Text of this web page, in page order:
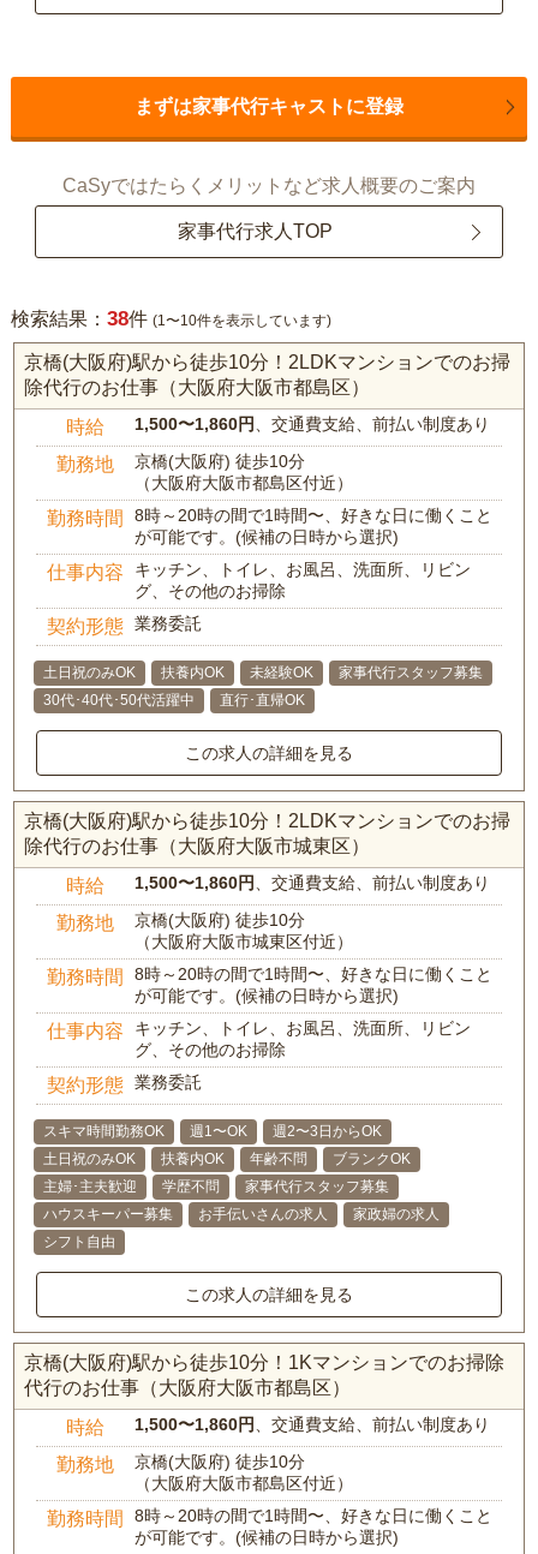
まずは家事代行キャストに登録
CaSyではたらくメリットなど求人概要のご案内
家事代行求人TOP
検索結果： 38件 (1〜10件を表示しています)
京橋(大阪府)駅から徒歩10分！2LDKマンションでのお掃
除代行のお仕事（大阪府大阪市都島区）
時給 1,500〜1,860円 、交通費支給、前払い制度あり
勤務地
京橋(大阪府) 徒歩10分
（大阪府大阪市都島区付近）
勤務時間
8時～20時の間で1時間〜、好きな日に働くこと
が可能です。(候補の日時から選択)
仕事内容
キッチン、トイレ、お風呂、洗面所、リビン
グ、その他のお掃除
契約形態 業務委託
土日祝のみOK 扶養内OK 未経験OK
家事代行スタッフ募集
30代･40代･50代活躍中
直行･直帰OK
この求人の詳細を見る
京橋(大阪府)駅から徒歩10分！2LDKマンションでのお掃
除代行のお仕事（大阪府大阪市城東区）
時給 1,500〜1,860円 、交通費支給、前払い制度あり
勤務地
京橋(大阪府) 徒歩10分
（大阪府大阪市城東区付近）
勤務時間
8時～20時の間で1時間〜、好きな日に働くこと
が可能です。(候補の日時から選択)
仕事内容
キッチン、トイレ、お風呂、洗面所、リビン
グ、その他のお掃除
契約形態 業務委託
スキマ時間勤務OK 週1〜OK
週2〜3日からOK
土日祝のみOK
扶養内OK 年齢不問
ブランクOK
主婦･主夫歓迎
学歴不問
家事代行スタッフ募集
ハウスキーパー募集
お手伝いさんの求人
家政婦の求人
シフト自由
この求人の詳細を見る
京橋(大阪府)駅から徒歩10分！1Kマンションでのお掃除
代行のお仕事（大阪府大阪市都島区）
時給 1,500〜1,860円 、交通費支給、前払い制度あり
勤務地
京橋(大阪府) 徒歩10分
（大阪府大阪市都島区付近）
勤務時間
8時～20時の間で1時間〜、好きな日に働くこと
が可能です。(候補の日時から選択)